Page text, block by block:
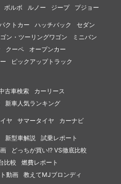
ボルボ ルノー ジープ プジョー
クトカー ハッチバック
セダン
ン・ツーリングワゴン
ミニバン
クーペ
オープンカー
ピックアップトラック
古車検索
カーリース
新車人気ランキング
ヤ サマータイヤ カーナビ
新型車解説
試乗レポート
どっちが買い!? VS徹底比較
比較
燃費レポート
動画
教えてMJブロンディ